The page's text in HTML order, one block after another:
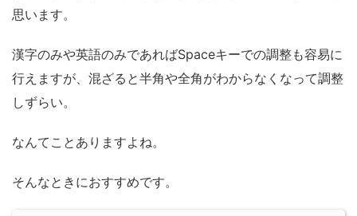
思います。
漢字のみや英語のみであればSpaceキーでの調整も容易に
行えますが、混ざると半角や全角がわからなくなって調整
しずらい。
なんてことありますよね。
そんなときにおすすめです。